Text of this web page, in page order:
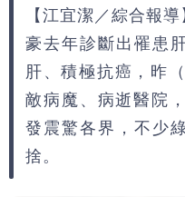
發7兆
UNIQLO涼感
號」藏玄機
【江宜潔／綜合報
豪去年診斷出罹患
肝、積極抗癌，昨
敵病魔、病逝醫院
發震驚各界，不少
捨。